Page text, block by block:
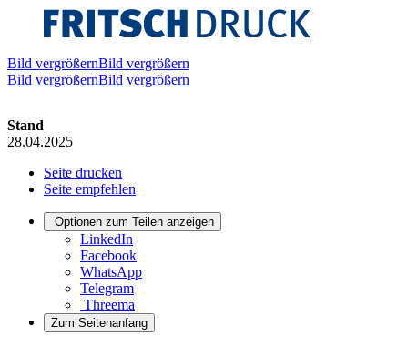
Bild vergrößernBild vergrößern
Bild vergrößernBild vergrößern
Stand
28.04.2025
Seite drucken
Seite empfehlen
Optionen zum Teilen anzeigen
LinkedIn
Facebook
WhatsApp
Telegram
Threema
Zum Seitenanfang